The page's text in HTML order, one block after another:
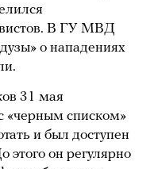
В ГУ МВД
о нападениях
31 мая
«черным списком»
и был доступен
этого он регулярно